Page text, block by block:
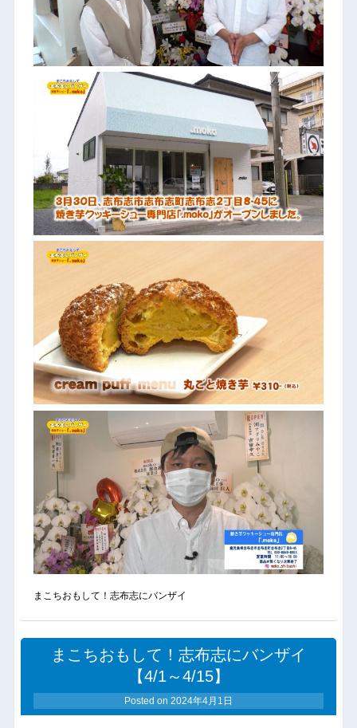
まこちおもして！志布志にバンザイ
まこちおもして！志布志にバンザイ
【4/1～4/15】
Posted on 2024年4月1日